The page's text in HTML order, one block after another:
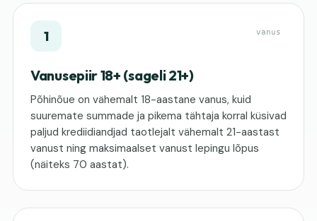
vanus
1
Vanusepiir 18+ (sageli 21+)
Põhinõue on vähemalt 18-aastane vanus, kuid
suuremate summade ja pikema tähtaja korral küsivad
paljud krediidiandjad taotlejalt vähemalt 21-aastast
vanust ning maksimaalset vanust lepingu lõpus
(näiteks 70 aastat).